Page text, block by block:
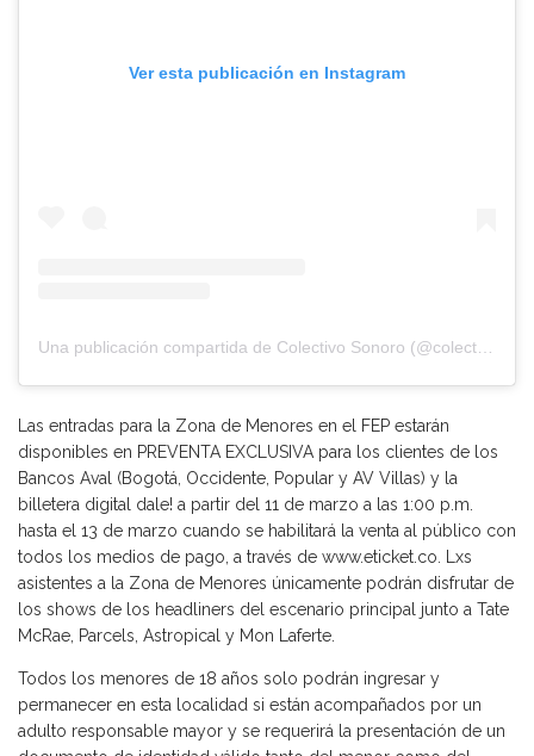
Ver esta publicación en Instagram
Una publicación compartida de Colectivo Sonoro (@colectivosonoro)
Las entradas para la Zona de Menores en el FEP estarán
disponibles en PREVENTA EXCLUSIVA para los clientes de los
Bancos Aval (Bogotá, Occidente, Popular y AV Villas) y la
billetera digital dale! a partir del 11 de marzo a las 1:00 p.m.
hasta el 13 de marzo cuando se habilitará la venta al público con
todos los medios de pago, a través de www.eticket.co. Lxs
asistentes a la Zona de Menores únicamente podrán disfrutar de
los shows de los headliners del escenario principal junto a Tate
McRae, Parcels, Astropical y Mon Laferte.
Todos los menores de 18 años solo podrán ingresar y
permanecer en esta localidad si están acompañados por un
adulto responsable mayor y se requerirá la presentación de un